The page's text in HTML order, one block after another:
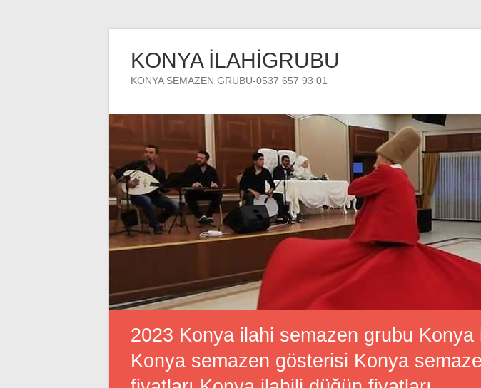
contentKONYA İLAHİGRUBU
KONYA SEMAZEN GRUBU-0537 657 93 01
2023 Konya ilahi semazen grubu Konya
Konya semazen gösterisi Konya